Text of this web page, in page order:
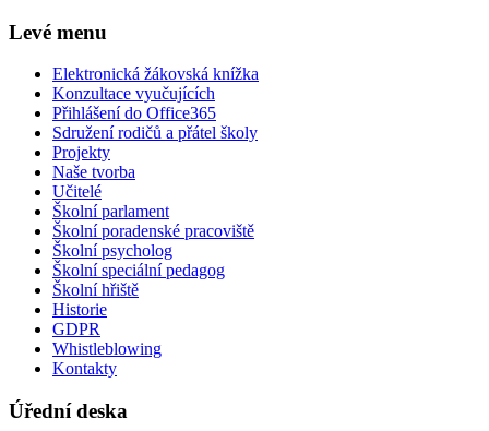
Levé menu
Elektronická žákovská knížka
Konzultace vyučujících
Přihlášení do Office365
Sdružení rodičů a přátel školy
Projekty
Naše tvorba
Učitelé
Školní parlament
Školní poradenské pracoviště
Školní psycholog
Školní speciální pedagog
Školní hřiště
Historie
GDPR
Whistleblowing
Kontakty
Úřední deska